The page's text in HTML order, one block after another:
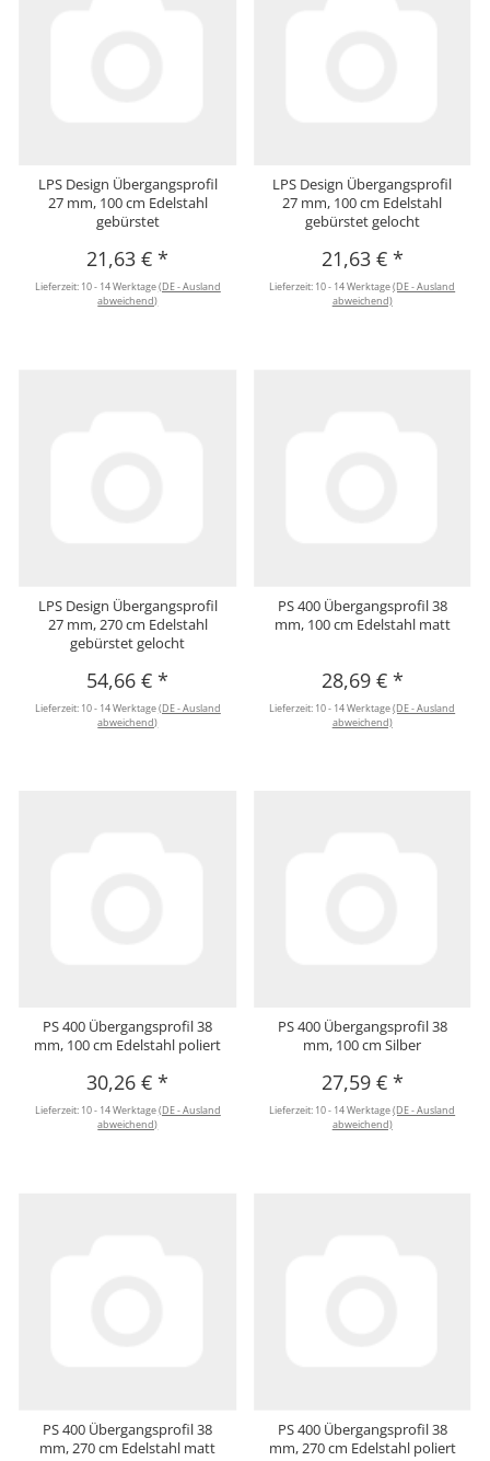
LPS Design Übergangsprofil
27 mm, 100 cm Edelstahl
gebürstet
21,63 €*
Lieferzeit: 10 - 14 Werktage(DE - Ausland
abweichend)
LPS Design Übergangsprofil
27 mm, 100 cm Edelstahl
gebürstet gelocht
21,63 € *
Lieferzeit: 10 - 14 Werktage(DE - Ausland
abweichend)
LPS Design Übergangsprofil
27 mm, 270 cm Edelstahl
gebürstet gelocht
54,66 €*
Lieferzeit: 10 - 14 Werktage(DE - Ausland
abweichend)
PS 400 Übergangsprofil 38
mm, 100 cm Edelstahl matt
28,69 € *
Lieferzeit: 10 - 14 Werktage(DE - Ausland
abweichend)
PS 400 Übergangsprofil 38
mm, 100 cm Edelstahl poliert
30,26 €*
Lieferzeit: 10 - 14 Werktage(DE - Ausland
abweichend)
PS 400 Übergangsprofil 38
mm, 100 cm Silber
27,59 € *
Lieferzeit: 10 - 14 Werktage(DE - Ausland
abweichend)
PS 400 Übergangsprofil 38
mm, 270 cm Edelstahl matt
PS 400 Übergangsprofil 38
mm, 270 cm Edelstahl poliert